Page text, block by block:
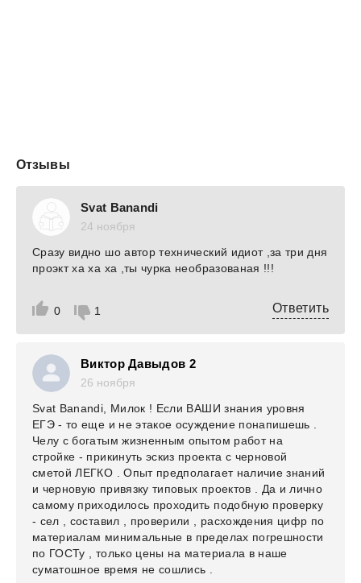
Отзывы
Svat Banandi
24 ноября
0 1
Сразу видно шо автор технический идиот ,за три дня
проэкт ха ха ха ,ты чурка необразованая !!!
Ответить
Виктор Давыдов 2
26 ноября
Svat Banandi, Милок ! Если ВАШИ знания уровня
ЕГЭ - то еще и не этакое осуждение понапишешь .
Челу с богатым жизненным опытом работ на
стройке - прикинуть эскиз проекта с черновой
сметой ЛЕГКО . Опыт предполагает наличие знаний
и черновую привязку типовых проектов . Да и лично
самому приходилось проходить подобную проверку
- сел , составил , проверили , расхождения цифр по
материалам минимальные в пределах погрешности
по ГОСТу , только цены на материала в наше
суматошное время не сошлись .